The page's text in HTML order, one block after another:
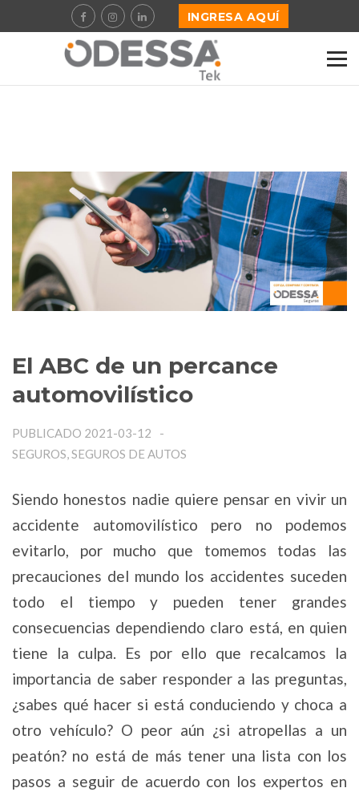
INGRESA AQUÍ
El ABC de un percance
automovilístico
PUBLICADO 2021-03-12
SEGUROS, SEGUROS DE AUTOS
Siendo honestos nadie quiere pensar en vivir un
accidente automovilístico pero no podemos
evitarlo, por mucho que tomemos todas las
precauciones del mundo los accidentes suceden
todo el tiempo y pueden tener grandes
consecuencias dependiendo claro está, en quien
tiene la culpa. Es por ello que recalcamos la
importancia de saber responder a las preguntas,
¿sabes qué hacer si está conduciendo y choca a
otro vehículo? O peor aún ¿si atropellas a un
peatón? no está de más tener una lista con los
pasos a seguir de acuerdo con los expertos en